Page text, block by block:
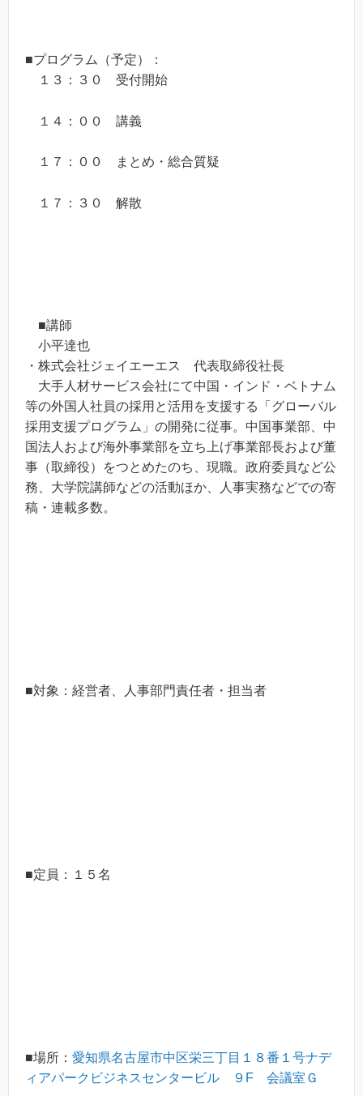
■プログラム（予定）：
１３：３０ 受付開始
１４：００ 講義
１７：００ まとめ・総合質疑
１７：３０ 解散
■講師
小平達也
・株式会社ジェイエーエス 代表取締役社長
大手人材サービス会社にて中国・インド・ベトナム
等の外国人社員の採用と活用を支援する「グローバル
採用支援プログラム」の開発に従事。中国事業部、中
国法人および海外事業部を立ち上げ事業部長および董
事（取締役）をつとめたのち、現職。政府委員など公
務、大学院講師などの活動ほか、人事実務などでの寄
稿・連載多数。
■対象：経営者、人事部門責任者・担当者
■定員：１５名
■場所： 愛知県名古屋市中区栄三丁目１８番１号ナデ
ィアパークビジネスセンタービル ９F 会議室Ｇ